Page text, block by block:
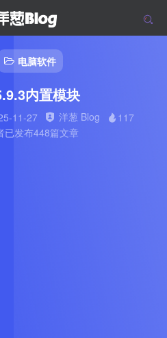
电脑软件
内置模块
11-27 洋葱 Blog
117
已发布448篇文章